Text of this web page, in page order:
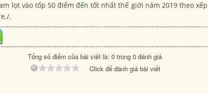
lọt vào tốp 50 điểm đến tốt nhất thế giới năm 2019 theo xếp
.
Tổng số điểm của bài viết là: 0 trong 0 đánh giá
Click để đánh giá bài viết